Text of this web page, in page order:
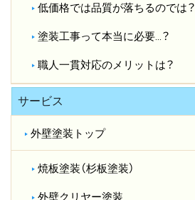
低価格では品質が落ちるのでは？​
塗装工事って本当に必要…？​
職人一貫対応のメリットは？​
サービス
外壁塗装トップ
焼板塗装（杉板塗装）
外壁クリヤー塗装